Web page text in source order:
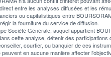
entre les analyses diffusées et les
ou capitalistiques entre
la fourniture du service de diffusion.
Société Générale, auquel appartient
cette analyse, détenir des
courtier, ou banquier de ces
en aucune manière affecter